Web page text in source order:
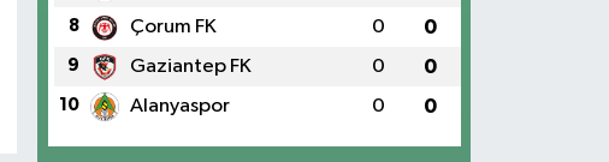
8 Çorum FK 0 0
9 Gaziantep FK 0 0
10 Alanyaspor 0 0